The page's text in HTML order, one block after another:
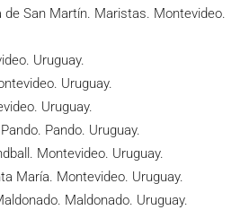
de San Martín. Maristas. Montevideo.
Uruguay.
Uruguay.
Uruguay.
Pando. Uruguay.
Montevideo. Uruguay.
María. Montevideo. Uruguay.
Maldonado. Uruguay.